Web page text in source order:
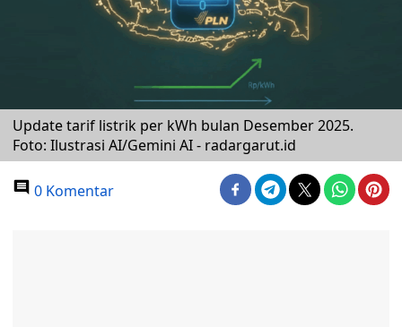
Update tarif listrik per kWh bulan Desember 2025.
Foto: Ilustrasi AI/Gemini AI - radargarut.id
0 Komentar